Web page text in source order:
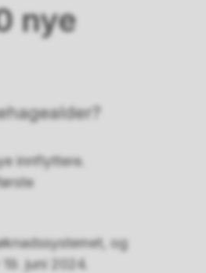
nye
innflyttere.
og
juni 2024.